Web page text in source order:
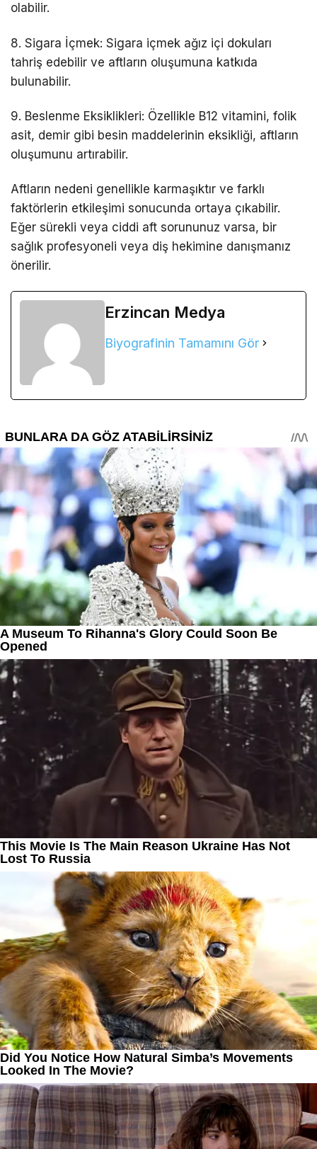
olabilir.
8. Sigara İçmek: Sigara içmek ağız içi dokuları
tahriş edebilir ve aftların oluşumuna katkıda
bulunabilir.
9. Beslenme Eksiklikleri: Özellikle B12 vitamini, folik
asit, demir gibi besin maddelerinin eksikliği, aftların
oluşumunu artırabilir.
Aftların nedeni genellikle karmaşıktır ve farklı
faktörlerin etkileşimi sonucunda ortaya çıkabilir.
Eğer sürekli veya ciddi aft sorununuz varsa, bir
sağlık profesyoneli veya diş hekimine danışmanız
önerilir.
Erzincan Medya
Biyografinin Tamamını Gör